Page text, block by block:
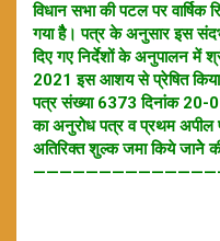
विधान सभा की पटल पर वार्षिक
गया हैै। पत्र के अनुसार इस
दिए गए निर्देशों के अनुपालन में
2021 इस आशय से प्रेषित किया
पत्र संख्या 6373 दिनांक
का अनुरोध पत्र व प्रथम अपील
अतिरिक्त शुल्क जमा किये जानेे
——————————